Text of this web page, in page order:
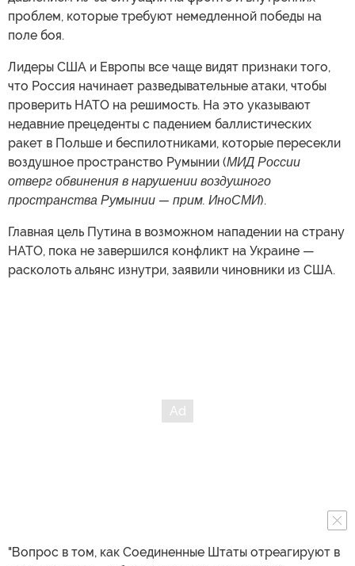
проблем, которые требуют немедленной победы на
поле боя.
Лидеры США и Европы все чаще видят признаки того,
что Россия начинает разведывательные атаки, чтобы
проверить НАТО на решимость. На это указывают
недавние прецеденты с падением баллистических
ракет в Польше и беспилотниками, которые пересекли
воздушное пространство Румынии (МИД России
отверг обвинения в нарушении воздушного
пространства Румынии — прим. ИноСМИ).
Главная цель Путина в возможном нападении на страну
НАТО, пока не завершился конфликт на Украине —
расколоть альянс изнутри, заявили чиновники из США.
"Вопрос в том, как Соединенные Штаты отреагируют в